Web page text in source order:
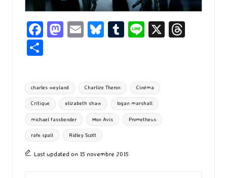
Fa
o
o
k
M
d
o
n
E
l
Bl
ky
T
bl
r
Li X
ta
g
er
Tags:
charles weyland Charlize Theron Cinéma
Critique elizabeth shaw logan marshall
michael fassbender Mon Avis Prometheus
rafe spall Ridley Scott
Last updated on 15 novembre 2015